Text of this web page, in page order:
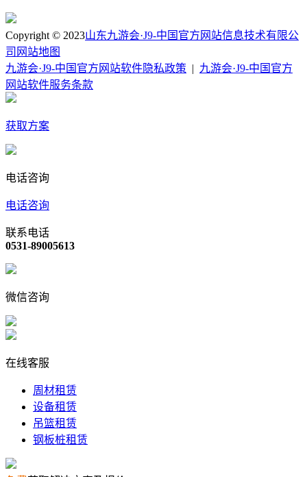
Copyright © 2023山东九游会·J9-中国官方网站信息技术有限公
司 网站地图
九游会·J9-中国官方网站软件隐私政策
九游会·J9-中国官方
网站软件服务条款
获取方案
电话咨询
电话咨询
联系电话
0531-89005613
微信咨询
在线客服
周材租赁
设备租赁
吊篮租赁
钢板桩租赁